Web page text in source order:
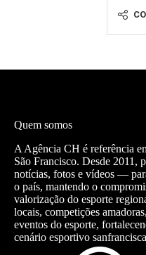
Quem somos
A Agência CH é referência
São Francisco. Desde
notícias, fotos e vídeos —
o país, mantendo o
valorização do esporte
locais, competições
eventos do esporte,
cenário esportivo